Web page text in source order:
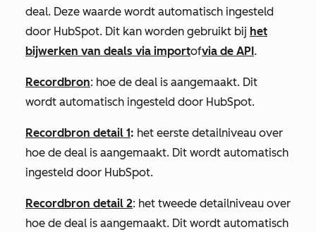
deal. Deze waarde wordt automatisch ingesteld
door HubSpot. Dit kan worden gebruikt bij het
bijwerken van deals via importofvia de API .
Recordbron: hoe de deal is aangemaakt. Dit
wordt automatisch ingesteld door HubSpot.
Recordbron detail 1 : het eerste detailniveau over
hoe de deal is aangemaakt. Dit wordt automatisch
ingesteld door HubSpot.
Recordbron detail 2: het tweede detailniveau over
hoe de deal is aangemaakt. Dit wordt automatisch